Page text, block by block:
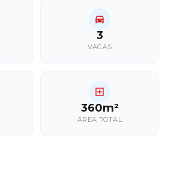
3
VAGAS
360m²
ÁREA TOTAL